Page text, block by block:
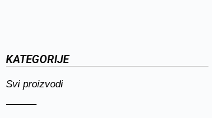
KATEGORIJE
Svi proizvodi